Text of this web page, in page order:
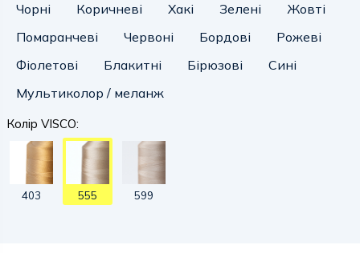
Чорні
Коричневі Хакі Зелені
Жовті
Помаранчеві
Червоні Бордові
Рожеві
Фіолетові
Блакитні Бірюзові
Сині
Мультиколор / меланж
Колір VISCO:
403 555 599